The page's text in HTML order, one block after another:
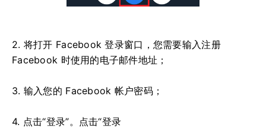
2. 将打开 Facebook 登录窗口，您需要输入注册
Facebook 时使用的电子邮件地址；
3. 输入您的 Facebook 帐户密码；
4. 点击“登录”。点击“登录